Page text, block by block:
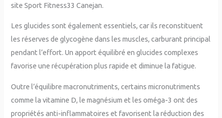
site Sport Fitness33 Canejan.
Les glucides sont également essentiels, car ils reconstituent
les réserves de glycogène dans les muscles, carburant principal
pendant l’effort. Un apport équilibré en glucides complexes
favorise une récupération plus rapide et diminue la fatigue.
Outre l’équilibre macronutriments, certains micronutriments
comme la vitamine D, le magnésium et les oméga-3 ont des
propriétés anti-inflammatoires et favorisent la réduction des